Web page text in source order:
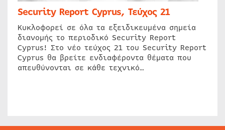
Security Report Cyprus, Τεύχος 21
Κυκλοφορεί σε όλα τα εξειδικευμένα σημεία
διανομής το περιοδικό Security Report
Cyprus! Στο νέο τεύχος 21 του Security Report
Cyprus θα βρείτε ενδιαφέροντα θέματα που
απευθύνονται σε κάθε τεχνικό…